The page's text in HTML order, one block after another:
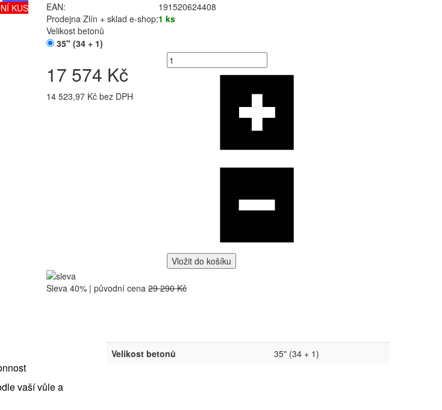
KUS
EAN:
191520624408
Prodejna Zlín + sklad e-shop:1 ks
Velikost betonů
35" (34 + 1)
17 574 Kč
14 523,97 Kč bez DPH
Vložit do košíku
Sleva 40% | původní cena 29 290 Kč
vaší vůle a
Velikost betonů 35" (34 + 1)